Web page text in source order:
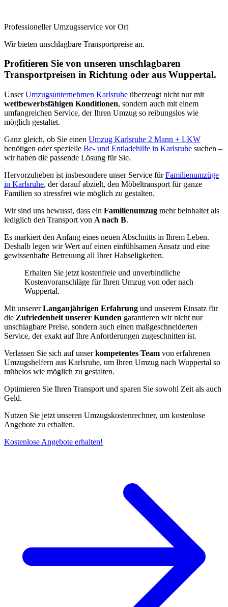
Professioneller Umzugsservice vor Ort
Wir bieten unschlagbare Transportpreise an.
Profitieren Sie von unseren unschlagbaren
Transportpreisen in Richtung oder aus Wuppertal.
UnserUmzugsunternehmen Karlsruhe überzeugt nicht nur mit
wettbewerbsfähigen Konditionen, sondern auch mit einem
umfangreichen Service, der Ihren Umzug so reibungslos wie
möglich gestaltet.
Ganz gleich, ob Sie einen Umzug Karlsruhe 2 Mann + LKW
benötigen oder spezielle Be- und Entladehilfe in Karlsruhe suchen –
wir haben die passende Lösung für Sie.
Hervorzuheben ist insbesondere unser Service fürFamilienumzüge
in Karlsruhe, der darauf abzielt, den Möbeltransport für ganze
Familien so stressfrei wie möglich zu gestalten.
Wir sind uns bewusst, dass ein Familienumzug mehr beinhaltet als
lediglich den Transport von A nach B.
Es markiert den Anfang eines neuen Abschnitts in Ihrem Leben.
Deshalb legen wir Wert auf einen einfühlsamen Ansatz und eine
gewissenhafte Betreuung all Ihrer Habseligkeiten.
Erhalten Sie jetzt kostenfreie und unverbindliche
Kostenvoranschläge für Ihren Umzug von oder nach
Wuppertal.
Mit unsererLanganjährigen Erfahrung und unserem Einsatz für
die Zufriedenheit unserer Kunden garantieren wir nicht nur
unschlagbare Preise, sondern auch einen maßgeschneiderten
Service, der exakt auf Ihre Anforderungen zugeschnitten ist.
Verlassen Sie sich auf unserkompetentes Team von erfahrenen
Umzugshelfern aus Karlsruhe, um Ihren Umzug nach Wuppertal so
mühelos wie möglich zu gestalten.
Optimieren Sie Ihren Transport und sparen Sie sowohl Zeit als auch
Geld.
Nutzen Sie jetzt unseren Umzugskostenrechner, um kostenlose
Angebote zu erhalten.
Kostenlose Angebote erhalten!